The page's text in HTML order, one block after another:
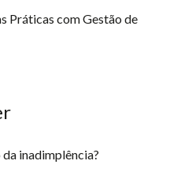
Práticas com Gestão de
inadimplência?